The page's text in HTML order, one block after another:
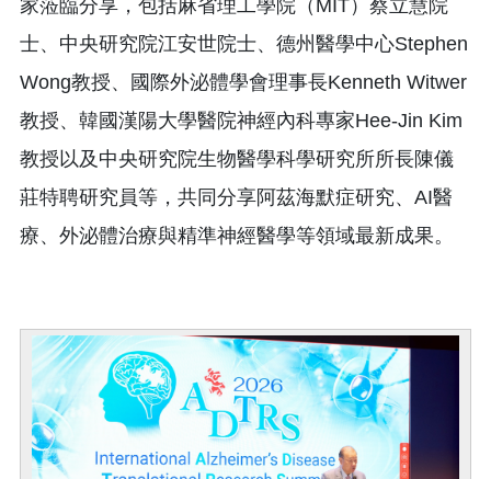
家蒞臨分享，包括麻省理工學院（MIT）蔡立慧院
士、中央研究院江安世院士、德州醫學中心Stephen
Wong教授、國際外泌體學會理事長Kenneth Witwer
教授、韓國漢陽大學醫院神經內科專家Hee-Jin Kim
教授以及中央研究院生物醫學科學研究所所長陳儀
莊特聘研究員等，共同分享阿茲海默症研究、AI醫
療、外泌體治療與精準神經醫學等領域最新成果。